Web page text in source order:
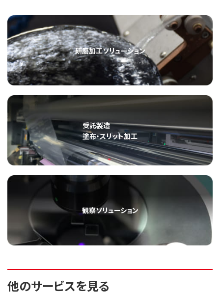
研磨加工ソリューション
受託製造
塗布・スリット加工
観察ソリューション
他のサービスを見る